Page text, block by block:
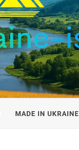
MADE IN UKRAINE